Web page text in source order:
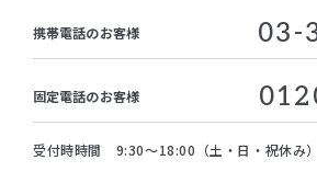
携帯電話のお客様 03-
固定電話のお客様
受付時時間 9:30～18:00（土・日・祝休み）